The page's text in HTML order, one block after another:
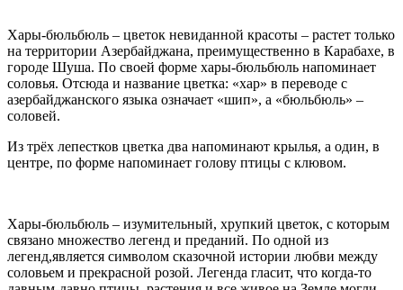
Хары-бюльбюль – цветок невиданной красоты – растет только
на территории Азербайджана, преимущественно в Карабахе, в
городе Шуша. По своей форме хары-бюльбюль напоминает
соловья. Отсюда и название цветка: «хар» в переводе с
азербайджанского языка означает «шип», а «бюльбюль» –
соловей.
Из трёх лепестков цветка два напоминают крылья, а один, в
центре, по форме напоминает голову птицы с клювом.
Хары-бюльбюль – изумительный, хрупкий цветок, с которым
связано множество легенд и преданий. По одной из
легенд,является символом сказочной истории любви между
соловьем и прекрасной розой. Легенда гласит, что когда-то